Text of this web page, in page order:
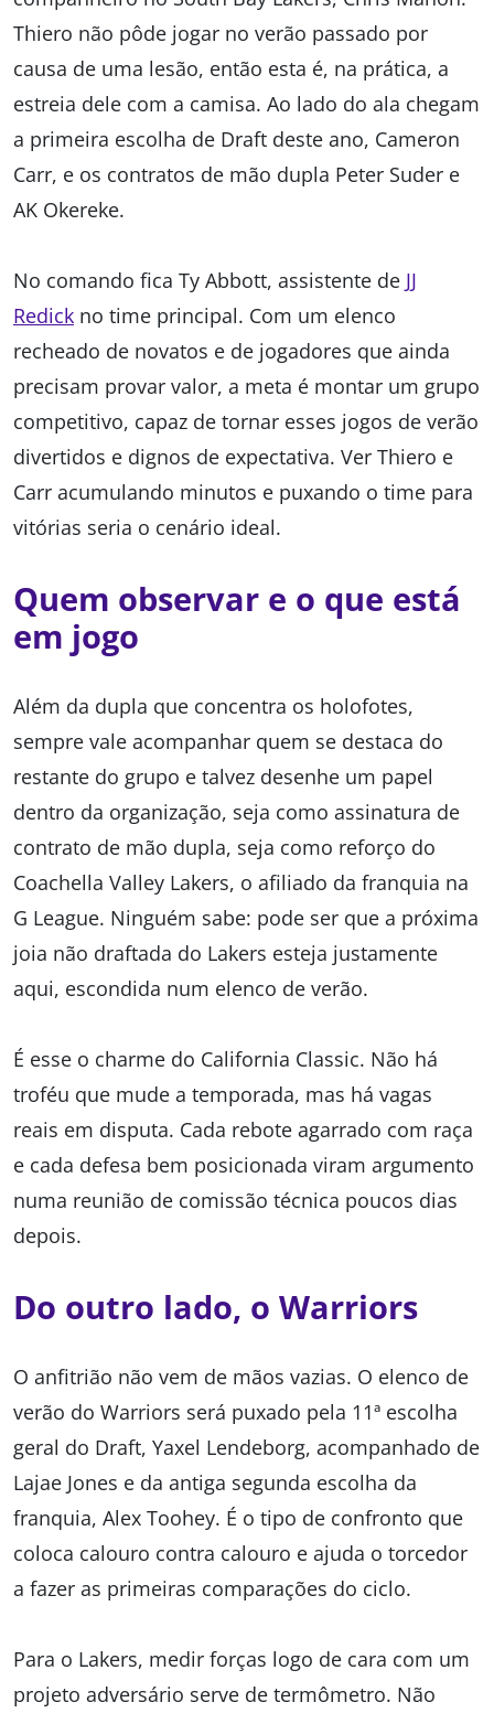
Thiero não pôde jogar no verão passado por
causa de uma lesão, então esta é, na prática, a
estreia dele com a camisa. Ao lado do ala chegam
a primeira escolha de Draft deste ano, Cameron
Carr, e os contratos de mão dupla Peter Suder e
AK Okereke.
No comando fica Ty Abbott, assistente de JJ
Redick no time principal. Com um elenco
recheado de novatos e de jogadores que ainda
precisam provar valor, a meta é montar um grupo
competitivo, capaz de tornar esses jogos de verão
divertidos e dignos de expectativa. Ver Thiero e
Carr acumulando minutos e puxando o time para
vitórias seria o cenário ideal.
Quem observar e o que está
em jogo
Além da dupla que concentra os holofotes,
sempre vale acompanhar quem se destaca do
restante do grupo e talvez desenhe um papel
dentro da organização, seja como assinatura de
contrato de mão dupla, seja como reforço do
Coachella Valley Lakers, o afiliado da franquia na
G League. Ninguém sabe: pode ser que a próxima
joia não draftada do Lakers esteja justamente
aqui, escondida num elenco de verão.
É esse o charme do California Classic. Não há
troféu que mude a temporada, mas há vagas
reais em disputa. Cada rebote agarrado com raça
e cada defesa bem posicionada viram argumento
numa reunião de comissão técnica poucos dias
depois.
Do outro lado, o Warriors
O anfitrião não vem de mãos vazias. O elenco de
verão do Warriors será puxado pela 11ª escolha
geral do Draft, Yaxel Lendeborg, acompanhado de
Lajae Jones e da antiga segunda escolha da
franquia, Alex Toohey. É o tipo de confronto que
coloca calouro contra calouro e ajuda o torcedor
a fazer as primeiras comparações do ciclo.
Para o Lakers, medir forças logo de cara com um
projeto adversário serve de termômetro. Não